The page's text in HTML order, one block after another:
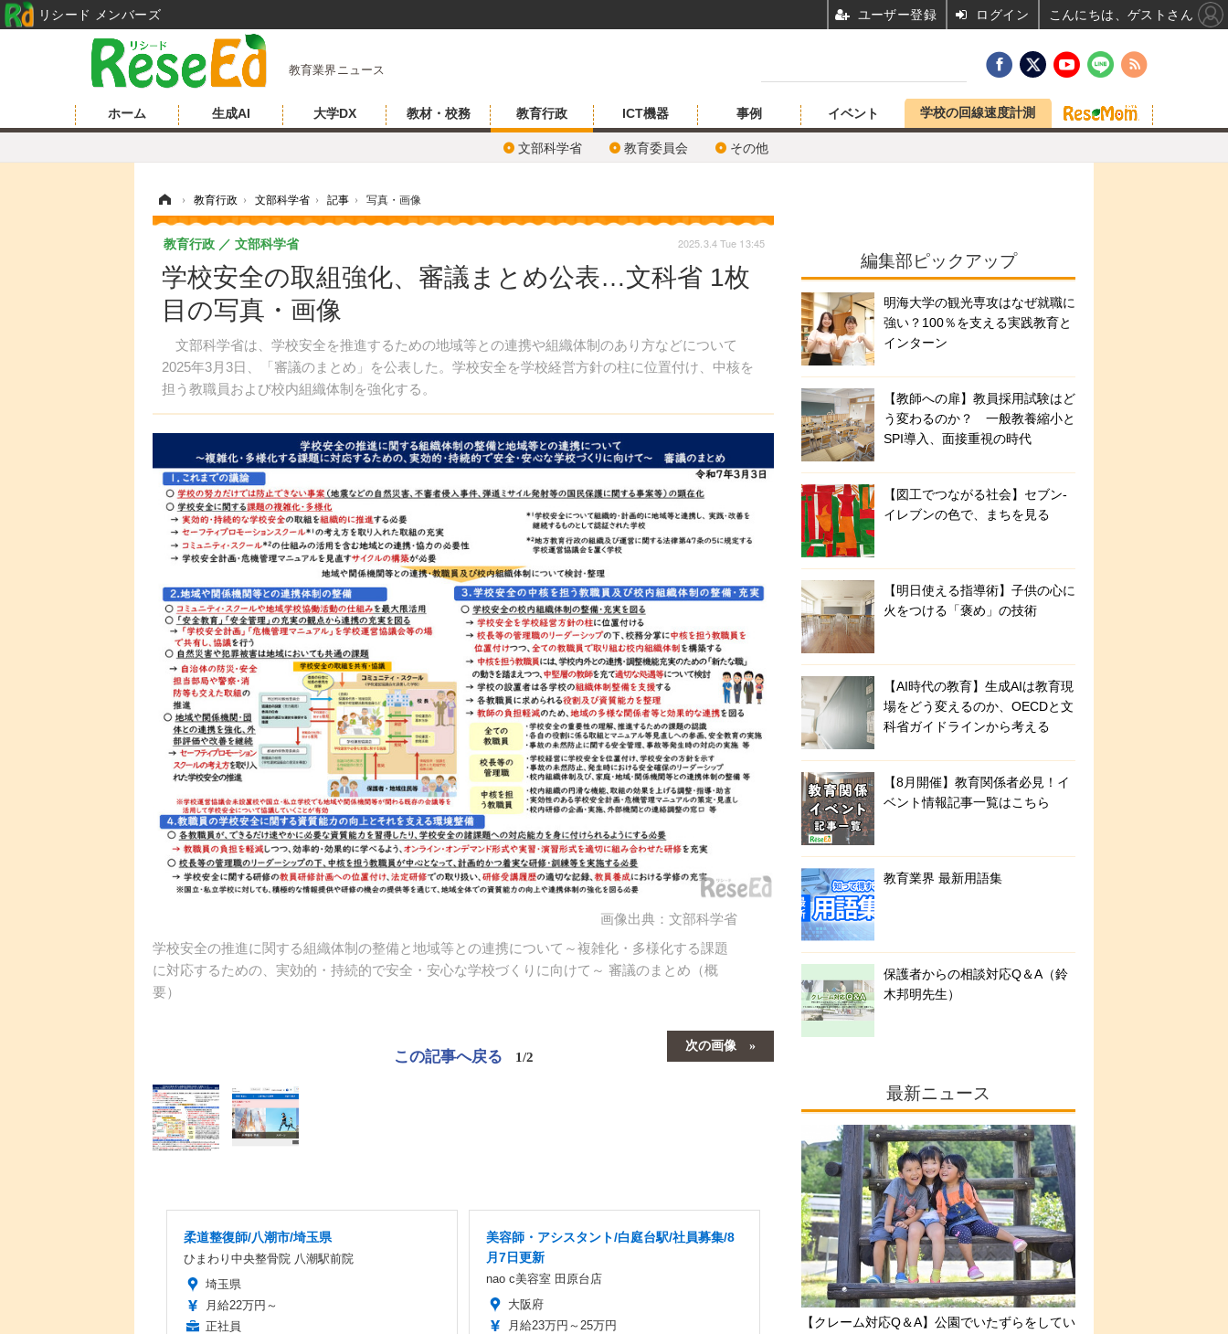
教育業界ニュース
ホーム 生成AI 大学DX 教材・校務 教育行政
文部科学省 教育委員会 その他
ICT機器 事例 イベント 学校の回線速度計測
› 教育行政 › 文部科学省 › 記事 › 写真・画像
学校安全の取組強化、審議まとめ公表…文科省 1枚
目の写真・画像
文部科学省は、学校安全を推進するための地域等との連携や組織体制のあり方などについて
2025年3月3日、「審議のまとめ」を公表した。学校安全を学校経営方針の柱に位置付け、中核を
担う教職員および校内組織体制を強化する。
教育行政 文部科学省 2025.3.4 Tue 13:45
画像出典：文部科学省
学校安全の推進に関する組織体制の整備と地域等との連携について～複雑化・多様化する課題
に対応するための、実効的・持続的で安全・安心な学校づくりに向けて～ 審議のまとめ（概
要）
次の画像
この記事へ戻る 1/2
柔道整復師/八潮市/埼玉県
ひまわり中央整骨院 八潮駅前院
埼玉県
月給22万円～
正社員
美容師・アシスタント/白庭台駅/社員募集/8
月7日更新
nao c美容室 田原台店
大阪府
月給23万円～25万円
編集部ピックアップ
明海大学の観光専攻はなぜ就職に
強い？100％を支える実践教育と
インターン
【教師への扉】教員採用試験はど
う変わるのか？ 一般教養縮小と
SPI導入、面接重視の時代
【図工でつながる社会】セブン‐
イレブンの色で、まちを見る
【明日使える指導術】子供の心に
火をつける「褒め」の技術
【AI時代の教育】生成AIは教育現
場をどう変えるのか、OECDと文
科省ガイドラインから考える
【8月開催】教育関係者必見！イ
ベント情報記事一覧はこちら
教育業界 最新用語集
保護者からの相談対応Q＆A（鈴
木邦明先生）
最新ニュース
【クレーム対応Q＆A】公園でいたずらをしてい
リシード メンバーズ ユーザー登録 ログイン こんにちは、ゲストさん